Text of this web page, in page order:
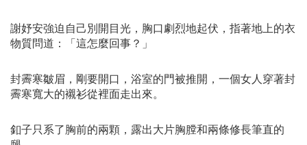
謝妤安強迫自己別開目光，胸口劇烈地起伏，指著地上的衣
物質問道：「這怎麼回事？」
封霽寒皺眉，剛要開口，浴室的門被推開，一個女人穿著封
霽寒寬大的襯衫從裡面走出來。
釦子只系了胸前的兩顆，露出大片胸膛和兩條修長筆直的